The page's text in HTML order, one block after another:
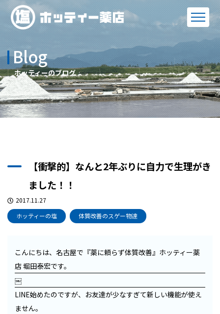
Blog
ホッティーのブログ
【衝撃的】なんと2年ぶりに自力で生理がき
ました！！
2017.11.27
ホッティーの塩
体質改善のスゲー物達
こんにちは、名古屋で『薬に頼らず体質改善』ホッティー薬
店 堀田泰宏です。
￼
LINE始めたのですが、お友達が少なすぎて新しい機能が使え
ません。